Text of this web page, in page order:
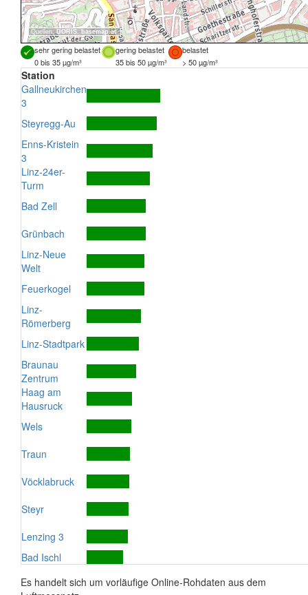
Quellen:DORIS, basemap.at
sehr gering belastet gering belastet
belastet
0 bis 35 µg/m³
35 bis 50 µg/m³ > 50 µg/m³
Station
Gallneukirchen
3
Steyregg-Au
Enns-Kristein
3
Linz-24er-
Turm
Bad Zell
Grünbach
Linz-Neue
Welt
Feuerkogel
Linz-
Römerberg
Linz-Stadtpark
Braunau
Zentrum
Haag am
Hausruck
Wels
Traun
Vöcklabruck
Steyr
Lenzing 3
Bad Ischl
Es handelt sich um vorläufige Online-Rohdaten aus dem